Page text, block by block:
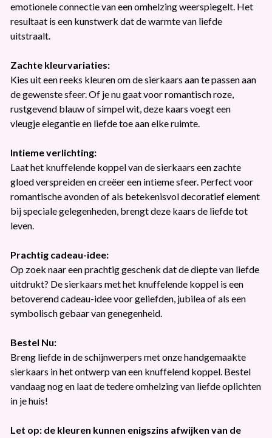
emotionele connectie van een omhelzing weerspiegelt. Het
resultaat is een kunstwerk dat de warmte van liefde
uitstraalt.
Zachte kleurvariaties:
Kies uit een reeks kleuren om de sierkaars aan te passen aan
de gewenste sfeer. Of je nu gaat voor romantisch roze,
rustgevend blauw of simpel wit, deze kaars voegt een
vleugje elegantie en liefde toe aan elke ruimte.
Intieme verlichting:
Laat het knuffelende koppel van de sierkaars een zachte
gloed verspreiden en creëer een intieme sfeer. Perfect voor
romantische avonden of als betekenisvol decoratief element
bij speciale gelegenheden, brengt deze kaars de liefde tot
leven.
Prachtig cadeau-idee:
Op zoek naar een prachtig geschenk dat de diepte van liefde
uitdrukt? De sierkaars met het knuffelende koppel is een
betoverend cadeau-idee voor geliefden, jubilea of als een
symbolisch gebaar van genegenheid.
Bestel Nu:
Breng liefde in de schijnwerpers met onze handgemaakte
sierkaars in het ontwerp van een knuffelend koppel. Bestel
vandaag nog en laat de tedere omhelzing van liefde oplichten
in je huis!
Let op: de kleuren kunnen enigszins afwijken van de